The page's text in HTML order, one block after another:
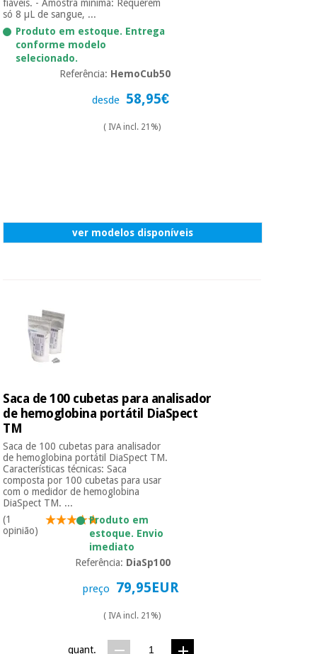
fiáveis. - Amostra mínima: Requerem
só 8 µL de sangue, ...
Produto em estoque. Entrega
conforme modelo
selecionado.
Referência: HemoCub50
desde 58,95€
( IVA incl. 21%)
ver modelos disponíveis
Saca de 100 cubetas para analisador
de hemoglobina portátil DiaSpect
TM
Saca de 100 cubetas para analisador
de hemoglobina portátil DiaSpect TM.
Características técnicas: Saca
composta por 100 cubetas para usar
com o medidor de hemoglobina
DiaSpect TM. ...
(1
opinião)
Produto em
estoque. Envio
imediato
Referência: DiaSp100
preço 79,95EUR
( IVA incl. 21%)
quant.